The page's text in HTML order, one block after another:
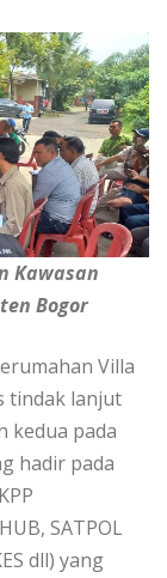
Kawasan
Bogor
Villa
tindak lanjut
kedua pada
hadir pada
SATPOL
dll) yang